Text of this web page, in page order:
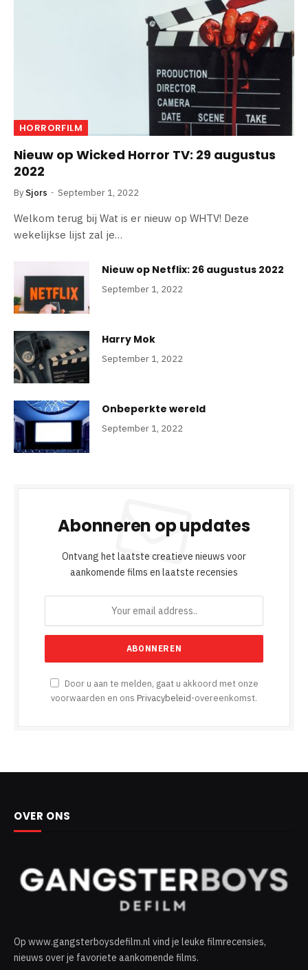
HORRORFILM
Nieuw op Wicked Horror TV: 29 augustus
2022
By Sjors September 1, 2022
Welkom terug bij Wat is er nieuw op WHTV! Deze
wekelijkse lijst zal je…
Nieuw op Netflix: 26 augustus 2022
September 1, 2022
Harry Mok
September 1, 2022
Onbeperkte wereld
September 1, 2022
Abonneren op updates
Ontvang het laatste creatieve nieuws voor
aankomende films en laatste recensies
Door u aan te melden, gaat u akkoord met onze
voorwaarden en ons Privacybeleid-overeenkomst.
OVER ONS
Op www.gangsterboysdefilm.nl vind je leuke filmrecensies,
nieuws over je favoriete aankomende films.